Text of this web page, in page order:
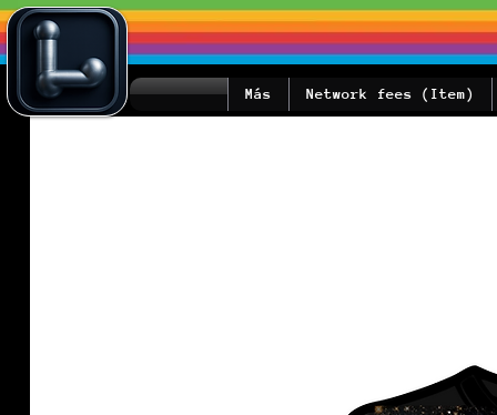
Network fees (Item)
Más